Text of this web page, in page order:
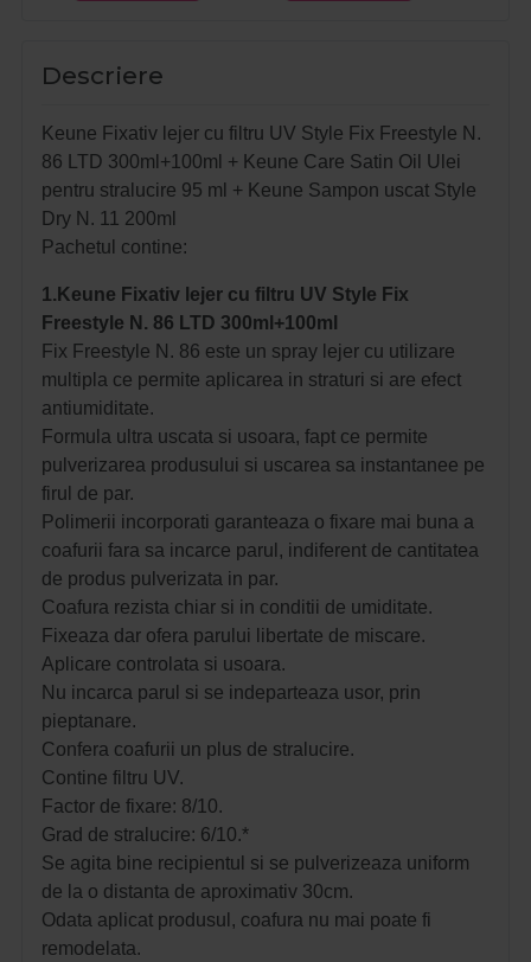
Descriere
Keune Fixativ lejer cu filtru UV Style Fix Freestyle N.
86 LTD 300ml+100ml + Keune Care Satin Oil Ulei
pentru stralucire 95 ml + Keune Sampon uscat Style
Dry N. 11 200ml
Pachetul contine:
1.Keune Fixativ lejer cu filtru UV Style Fix
Freestyle N. 86 LTD 300ml+100ml
Fix Freestyle N. 86 este un spray lejer cu utilizare
multipla ce permite aplicarea in straturi si are efect
antiumiditate.
Formula ultra uscata si usoara, fapt ce permite
pulverizarea produsului si uscarea sa instantanee pe
firul de par.
Polimerii incorporati garanteaza o fixare mai buna a
coafurii fara sa incarce parul, indiferent de cantitatea
de produs pulverizata in par.
Coafura rezista chiar si in conditii de umiditate.
Fixeaza dar ofera parului libertate de miscare.
Aplicare controlata si usoara.
Nu incarca parul si se indeparteaza usor, prin
pieptanare.
Confera coafurii un plus de stralucire.
Contine filtru UV.
Factor de fixare: 8/10.
Grad de stralucire: 6/10.*
Se agita bine recipientul si se pulverizeaza uniform
de la o distanta de aproximativ 30cm.
Odata aplicat produsul, coafura nu mai poate fi
remodelata.